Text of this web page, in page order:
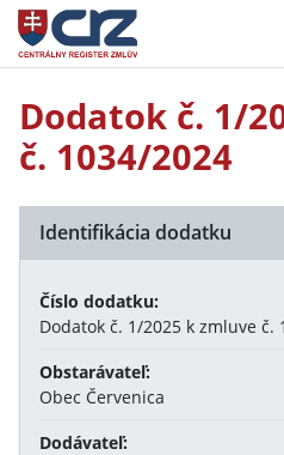
Dodatok č. 1/
č. 1034/2024
Identifikácia dodatku
Číslo dodatku:
Dodatok č. 1/2025 k zmluve č.
Obstarávateľ:
Obec Červenica
Dodávateľ: